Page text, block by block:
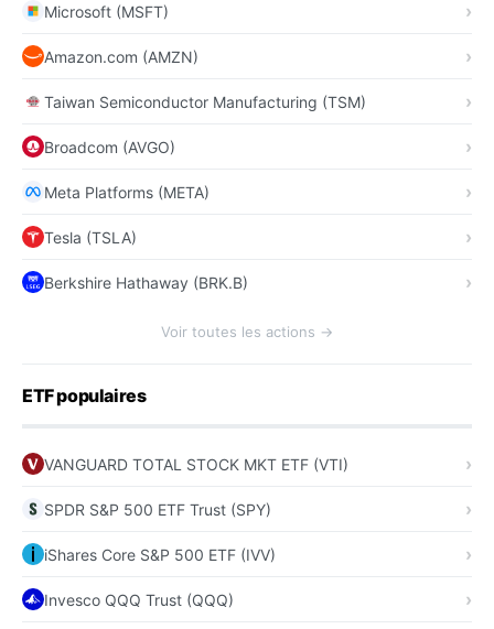
Microsoft (MSFT)
Amazon.com (AMZN)
Taiwan Semiconductor Manufacturing (TSM)
Broadcom (AVGO)
Meta Platforms (META)
Tesla (TSLA)
Berkshire Hathaway (BRK.B)
Voir toutes les actions →
ETF populaires
VANGUARD TOTAL STOCK MKT ETF (VTI)
SPDR S&P 500 ETF Trust (SPY)
iShares Core S&P 500 ETF (IVV)
Invesco QQQ Trust (QQQ)